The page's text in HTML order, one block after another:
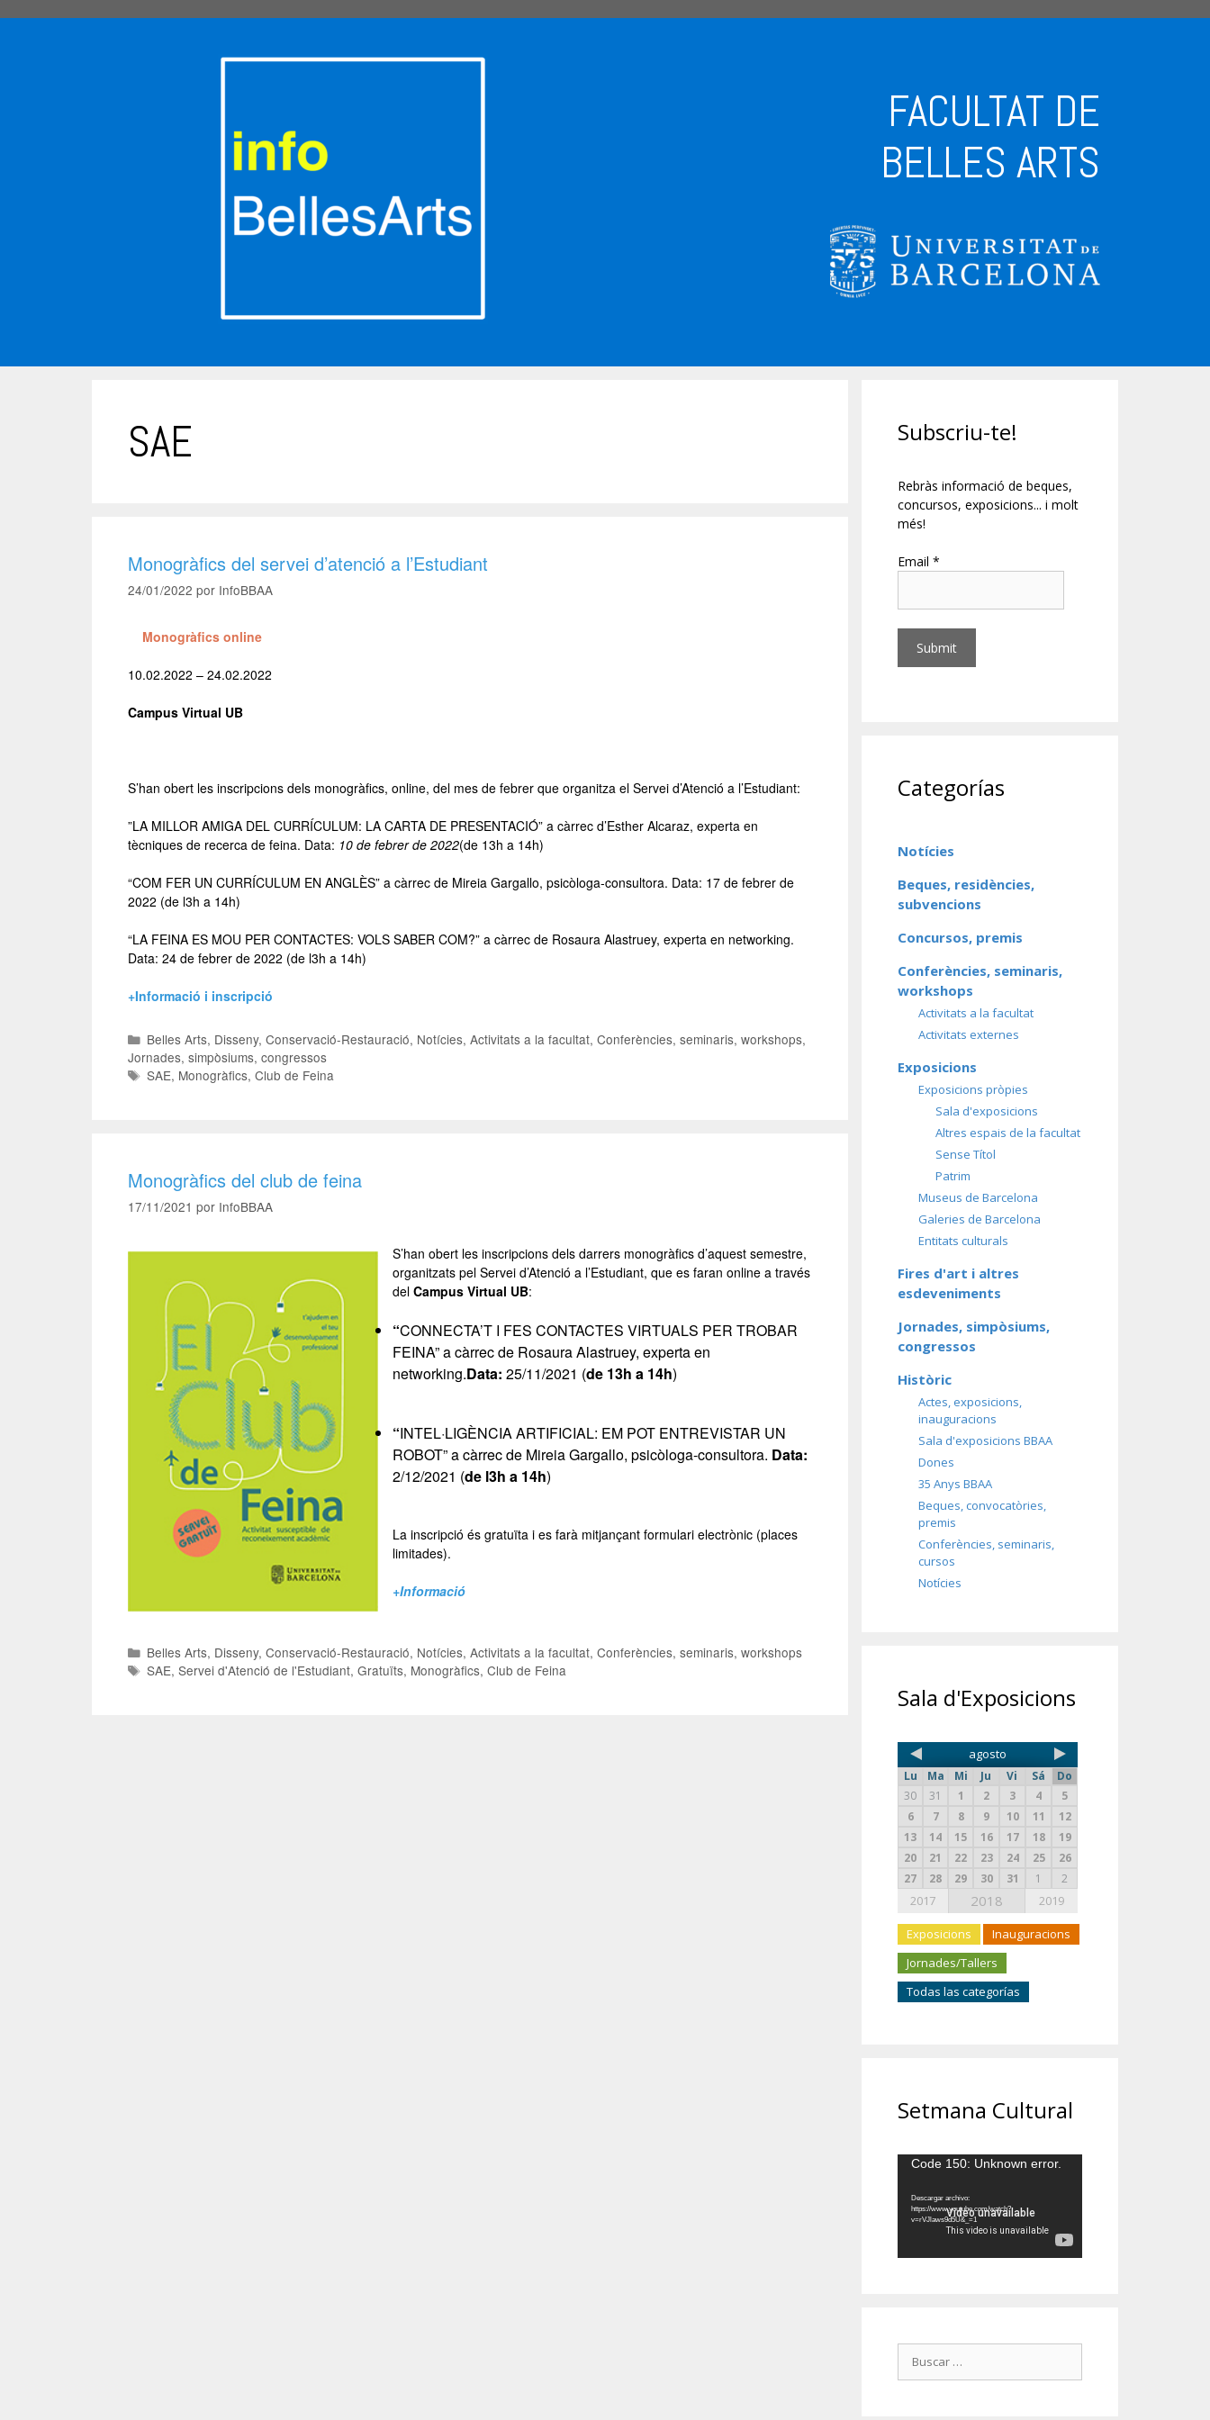
FACULTAT DE
BELLES ARTS
SAE
Monogràfics del servei d’atenció a l’Estudiant
24/01/2022 por InfoBBAA
Monogràfics online
10.02.2022 – 24.02.2022
Campus Virtual UB
S’han obert les inscripcions dels monogràfics, online, del mes de febrer que organitza el Servei d’Atenció a l’Estudiant:
”LA MILLOR AMIGA DEL CURRÍCULUM: LA CARTA DE PRESENTACIÓ” a càrrec d’Esther Alcaraz, experta en
tècniques de recerca de feina. Data: 10 de febrer de 2022(de 13h a 14h)
“COM FER UN CURRÍCULUM EN ANGLÈS” a càrrec de Mireia Gargallo, psicòloga-consultora. Data: 17 de febrer de
2022 (de l3h a 14h)
“LA FEINA ES MOU PER CONTACTES: VOLS SABER COM?” a càrrec de Rosaura Alastruey, experta en networking.
Data: 24 de febrer de 2022 (de l3h a 14h)
+Informació i inscripció
Belles Arts, Disseny,Conservació-Restauració, Notícies,Activitats a la facultat,Conferències, seminaris, workshops,
Jornades, simpòsiums, congressos
SAE, Monogràfics,Club de Feina
Monogràfics del club de feina
17/11/2021 por InfoBBAA
S’han obert les inscripcions dels darrers monogràfics d’aquest semestre,
organitzats pel Servei d’Atenció a l’Estudiant, que es faran online a través
del Campus Virtual UB:
“CONNECTA’T I FES CONTACTES VIRTUALS PER TROBAR
FEINA” a càrrec de Rosaura Alastruey, experta en
networking.Data: 25/11/2021 (de 13h a 14h)
“INTEL·LIGÈNCIA ARTIFICIAL: EM POT ENTREVISTAR UN
ROBOT” a càrrec de Mireia Gargallo, psicòloga-consultora. Data:
2/12/2021 (de l3h a 14h)
La inscripció és gratuïta i es farà mitjançant formulari electrònic (places
limitades).
+Informació
Belles Arts, Disseny,Conservació-Restauració, Notícies,Activitats a la facultat,Conferències, seminaris, workshops
SAE,Servei d'Atenció de l'Estudiant,Gratuïts, Monogràfics,Club de Feina
Subscriu-te!
Rebràs informació de beques,
concursos, exposicions... i molt
més!
Email *
Categorías
Notícies
Beques, residències,
subvencions
Concursos, premis
Conferències, seminaris,
workshops
Activitats a la facultat
Activitats externes
Exposicions
Exposicions pròpies
Sala d'exposicions
Altres espais de la facultat
Sense Títol
Patrim
Museus de Barcelona
Galeries de Barcelona
Entitats culturals
Fires d'art i altres
esdeveniments
Jornades, simpòsiums,
congressos
Històric
Actes, exposicions,
inauguracions
Sala d'exposicions BBAA
Dones
35 Anys BBAA
Beques, convocatòries,
premis
Conferències, seminaris,
cursos
Notícies
Sala d'Exposicions
agosto
Lu Ma Mi Ju Vi Sá
Do
30
31 1 2 3 4
5
6
7 8 9 10 11
12
13
14 15 16 17 18
19
20
21 22 23 24 25
26
27
28 29 30 31 1 2
2017 2018 2019
Exposicions
Inauguracions
Jornades/Tallers
Todas las categorías
Setmana Cultural
Reproductor
vídeo
Code 150: Unknown error.
Descargar archivo:
https://www.youtube.com/watch?
v=rVJlaws9d5U&_=1